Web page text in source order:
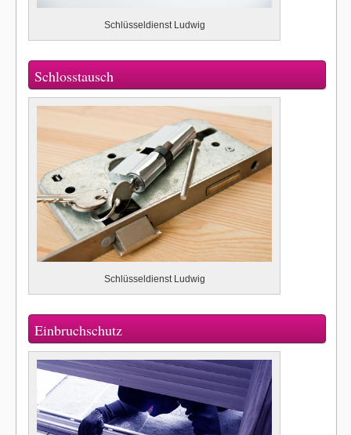
Schlüsseldienst Ludwig
Schlosstausch
Schlüsseldienst Ludwig
Einbruchschutz